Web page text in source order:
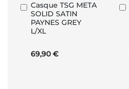
Casque TSG META
SOLID SATIN
PAYNES GREY
L/XL
69,90 €
Ajouter
au
panier